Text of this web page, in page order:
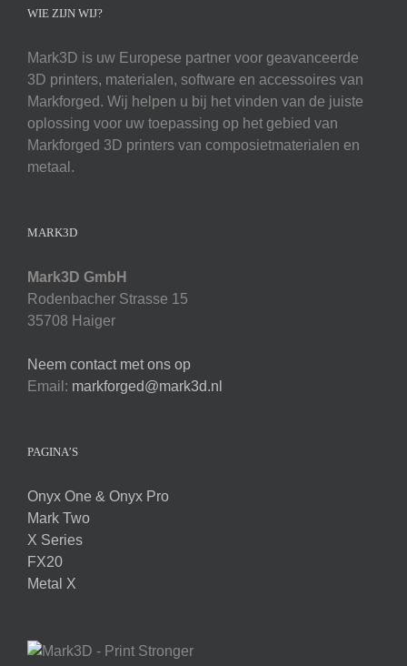
WIE ZIJN WIJ?
Mark3D is uw Europese partner voor geavanceerde
3D printers, materialen, software en accessoires van
Markforged. Wij helpen u bij het vinden van de juiste
oplossing voor uw toepassing op het gebied van
Markforged 3D printers van composietmaterialen en
metaal.
MARK3D
Mark3D GmbH
Rodenbacher Strasse 15
35708 Haiger
Neem contact met ons op
Email: markforged@mark3d.nl
PAGINA’S
Onyx One & Onyx Pro
Mark Two
X Series
FX20
Metal X